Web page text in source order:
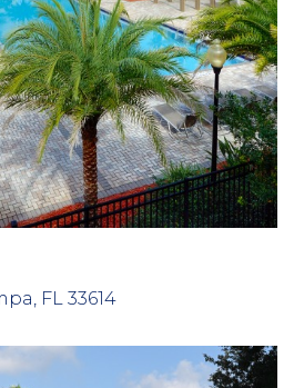
FL 33614